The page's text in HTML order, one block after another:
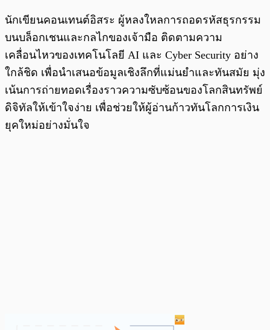
นักเขียนคอนเทนต์อิสระ ผู้หลงใหลการถอดรหัสธุรกรรม
บนบล็อกเชนและกลไกของเจ้ามือ ติดตามความ
เคลื่อนไหวของเทคโนโลยี AI และ Cyber Security อย่าง
ใกล้ชิด เพื่อนำเสนอข้อมูลเชิงลึกที่แม่นยำและทันสมัย มุ่ง
เน้นการถ่ายทอดเรื่องราวความซับซ้อนของโลกสินทรัพย์
ดิจิทัลให้เข้าใจง่าย เพื่อช่วยให้ผู้อ่านก้าวทันโลกการเงิน
ยุคใหม่อย่างมั่นใจ